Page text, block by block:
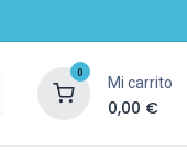
0
Mi carrito
0,00 €